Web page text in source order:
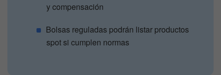
y compensación
Bolsas reguladas podrán listar productos
spot si cumplen normas